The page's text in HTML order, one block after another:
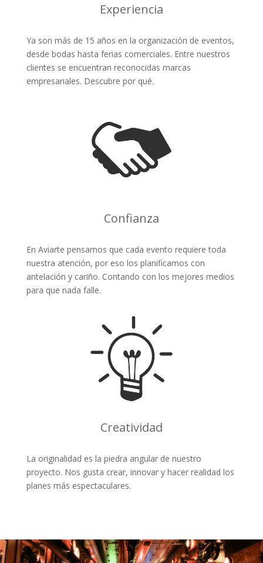
Experiencia
Ya son más de 15 años en la organización de eventos,
desde bodas hasta ferias comerciales. Entre nuestros
clientes se encuentran reconocidas marcas
empresariales. Descubre por qué.
Confianza
En Aviarte pensamos que cada evento requiere toda
nuestra atención, por eso los planificamos con
antelación y cariño. Contando con los mejores medios
para que nada falle.
Creatividad
La originalidad es la piedra angular de nuestro
proyecto. Nos gusta crear, innovar y hacer realidad los
planes más espectaculares.